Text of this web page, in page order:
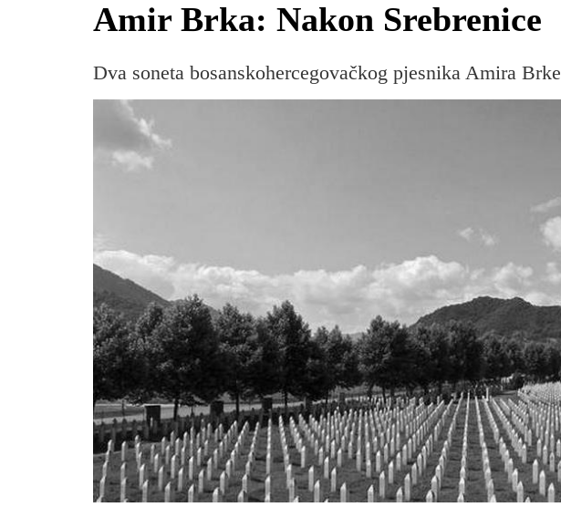
Amir Brka: Nakon Srebrenice
Dva soneta bosanskohercegovačkog pjesnika Amira Brke